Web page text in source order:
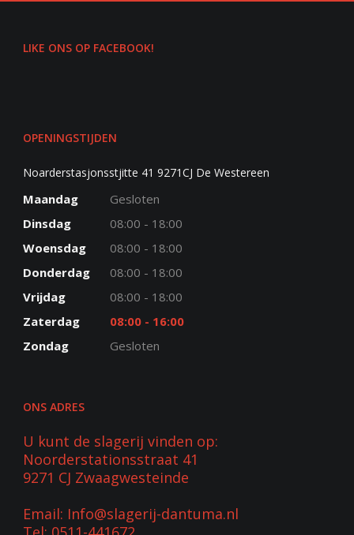
LIKE ONS OP FACEBOOK!
OPENINGSTIJDEN
Noarderstasjonsstjitte 41 9271CJ De Westereen
Maandag
Gesloten
Dinsdag
08:00 - 18:00
Woensdag
08:00 - 18:00
Donderdag
08:00 - 18:00
Vrijdag
08:00 - 18:00
Zaterdag
08:00 - 16:00
Zondag
Gesloten
ONS ADRES
U kunt de slagerij vinden op:
Noorderstationsstraat 41
9271 CJ Zwaagwesteinde
Email: Info@slagerij-dantuma.nl